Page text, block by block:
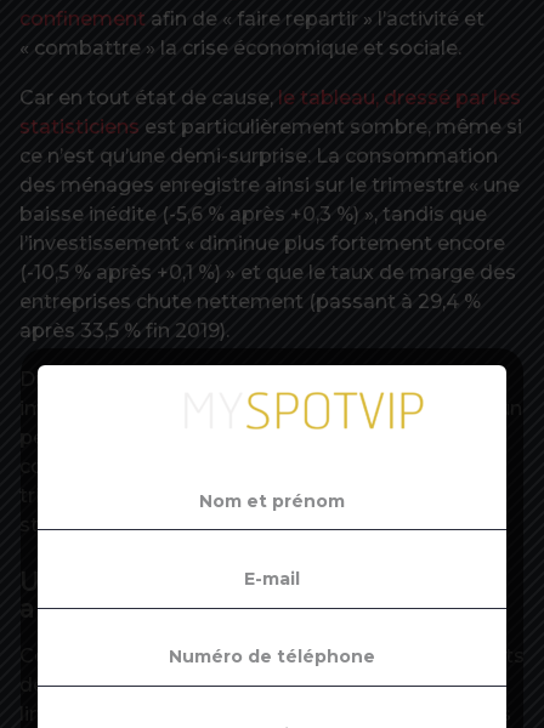
confinement afin de « faire repartir » l’activité et
« combattre » la crise économique et sociale.
Car en tout état de cause, le tableau, dressé par les
statisticiens est particulièrement sombre, même si
ce n’est qu’une demi-surprise. La consommation
des ménages enregistre ainsi sur le trimestre « une
baisse inédite (-5,6 % après +0,3 %) », tandis que
l’investissement « diminue plus fortement encore
(-10,5 % après +0,1 %) » et que le taux de marge des
entreprises chute nettement (passant à 29,4 %
après 33,5 % fin 2019).
Du côté des échanges commerciaux, « les
importations chutent (-5,7 % après – 0,7 %), mais un
peu moins fortement que les exportations qui se
trimestre 2019) », précise encore l’Institut de la
statistique.
Une baisse de revenus limitée grâce
aux dispositifs de solidarité
Ces chiffres permettent aussi de mesurer les effets
des contre-feux mis en place par l’exécutif afin de